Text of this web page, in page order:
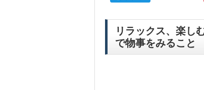
リラックス、楽し
で物事をみること